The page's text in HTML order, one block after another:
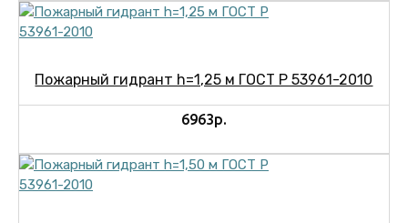
Пожарный гидрант h=1,25 м ГОСТ Р 53961-2010
6963р.